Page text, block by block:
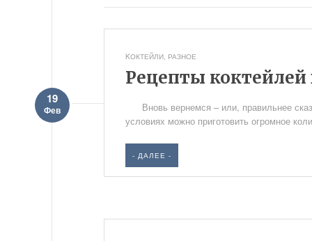
KОКТЕЙЛИ, РАЗНОЕ
Рецепты
19
Фев
Вновь вернемся – или, правильнее
условиях можно приготовить огромное
- ДАЛЕЕ -